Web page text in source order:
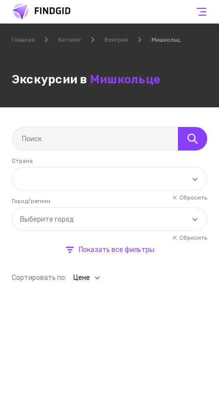
Главная Каталог Венгрия Мишкольц
Экскурсии в Мишкольце
Страна
Сбросить
Выберите город
Город/регион
Сбросить
Показать все фильтры
Cортировать по: Цене